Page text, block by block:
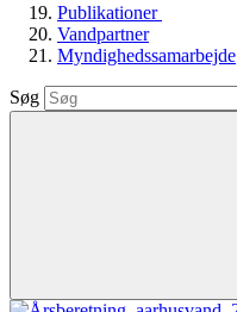
Publikationer
Vandpartner
Myndighedssamarbejde
Søg